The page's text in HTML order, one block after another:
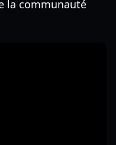
la communauté